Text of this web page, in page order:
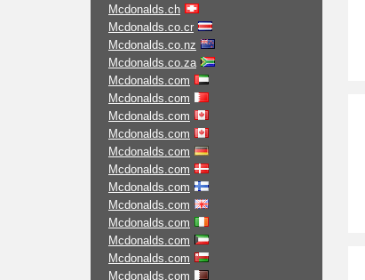
Mcdonalds.ch
Mcdonalds.co.cr
Mcdonalds.co.nz
Mcdonalds.co.za
Mcdonalds.com
Mcdonalds.com
Mcdonalds.com
Mcdonalds.com
Mcdonalds.com
Mcdonalds.com
Mcdonalds.com
Mcdonalds.com
Mcdonalds.com
Mcdonalds.com
Mcdonalds.com
Mcdonalds.com